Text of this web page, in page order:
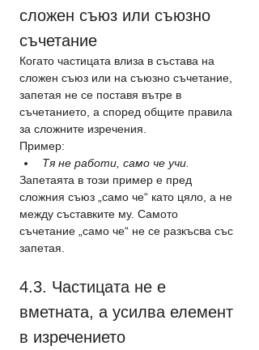
сложен съюз или съюзно
съчетание
Когато частицата влиза в състава на
сложен съюз или на съюзно съчетание,
запетая не се поставя вътре в
съчетанието, а според общите правила
за сложните изречения.
Пример:
Тя не работи, само че учи.
Запетаята в този пример е пред
сложния съюз „само че“ като цяло, а не
между съставките му. Самото
съчетание „само че“ не се разкъсва със
запетая.
4.3. Частицата не е
вметната, а усилва елемент
в изречението